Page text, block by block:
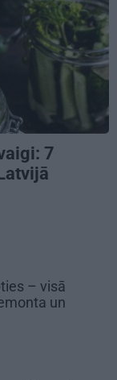
7
– visā
un